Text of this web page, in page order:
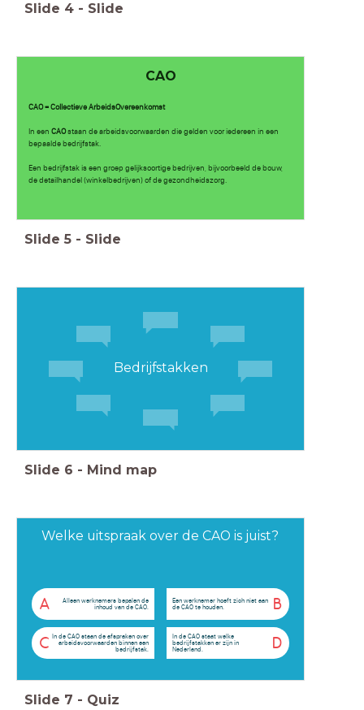
Slide 4 - Slide
CAO
CAO = Collectieve ArbeidsOvereenkomst
In een CAOstaan de arbeidsvoorwaarden die gelden voor iedereen in een
bepaalde bedrijfstak.
Een bedrijfstak is een groep gelijksoortige bedrijven, bijvoorbeeld de bouw,
de detailhandel (winkelbedrijven) of de gezondheidszorg.
Slide 5 - Slide
Bedrijfstakken
Slide 6 - Mind map
Welke uitspraak over de CAO is juist?
A
Alleen werknemers bepalen de
inhoud van de CAO.
B
Een werknemer hoeft zich niet aan
de CAO te houden.
C In de CAO staan de afspraken over
arbeidsvoorwaarden binnen een
bedrijfstak.
D
In de CAO staat welke
bedrijfstakken er zijn in
Nederland.
Slide 7 - Quiz